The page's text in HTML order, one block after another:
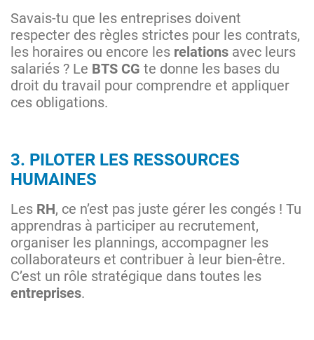
Savais-tu que les entreprises doivent
respecter des règles strictes pour les contrats,
les horaires ou encore les relations avec leurs
salariés ? Le BTS CG te donne les bases du
droit du travail pour comprendre et appliquer
ces obligations.
3. PILOTER LES RESSOURCES
HUMAINES
Les RH, ce n’est pas juste gérer les congés ! Tu
apprendras à participer au recrutement,
organiser les plannings, accompagner les
collaborateurs et contribuer à leur bien-être.
C’est un rôle stratégique dans toutes les
entreprises.